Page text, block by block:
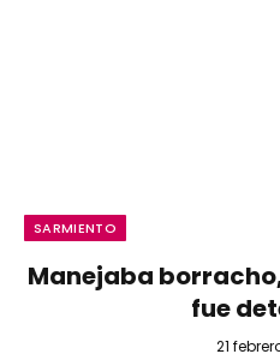
SARMIENTO
Manejaba
fue
21